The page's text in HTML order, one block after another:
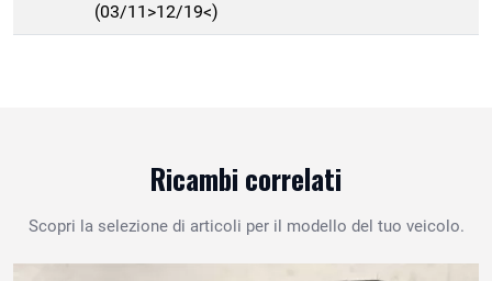
(03/11>12/19<)
Ricambi correlati
Scopri la selezione di articoli per il modello del tuo veicolo.